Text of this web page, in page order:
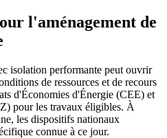
l'aménagement de
isolation performante peut ouvrir
de ressources et de recours
d'Économies d'Énergie (CEE) et
pour les travaux éligibles. À
les dispositifs nationaux
connue à ce jour.